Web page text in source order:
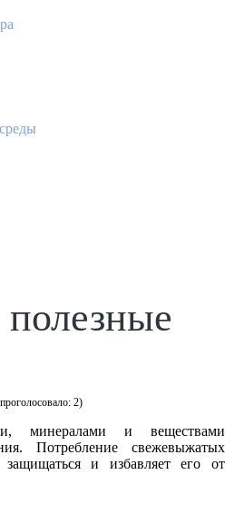
2)
минералами и веществами
Потребление свежевыжатых
защищаться и избавляет его от